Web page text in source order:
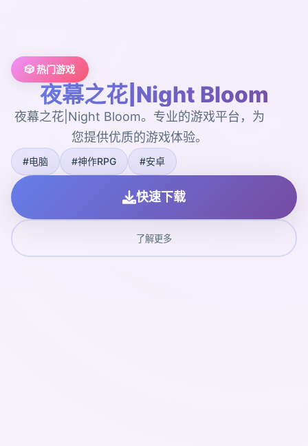
🎲 热门游戏
夜幕之花|Night Bloom
夜幕之花|Night Bloom。专业的游戏平台，为
您提供优质的游戏体验。
#电脑 #神作RPG #安卓
快速下载
了解更多